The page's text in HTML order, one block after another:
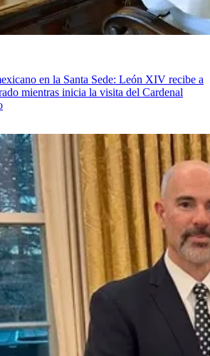
en la Santa Sede: León XIV recibe a
mientras inicia la visita del Cardenal